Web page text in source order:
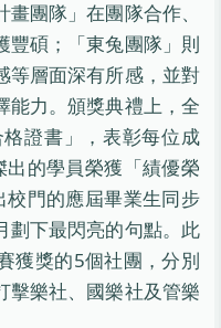
團隊」在團隊合作、
豐碩；「東兔團隊」則
等層面深有所感，並對
能力。頒獎典禮上，全
證書」，表彰每位成
的學員榮獲「績優榮
門的應屆畢業生同步
劃下最閃亮的句點。此
獲獎的5個社團，分別
擊樂社、國樂社及管樂